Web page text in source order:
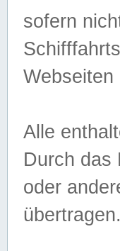
sofern
Alle
Durch das
oder
übertragen.